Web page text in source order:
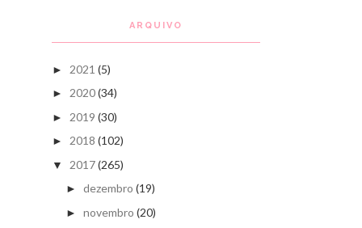
ARQUIVO
► 2021 (5)
► 2020(34)
► 2019 (30)
► 2018 (102)
▼ 2017(265)
► dezembro (19)
► novembro (20)